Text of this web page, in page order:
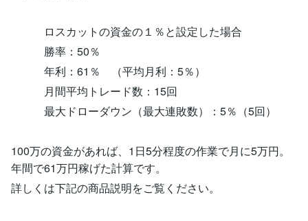
ロスカットの資金の１％と設定した場合
勝率：50％
年利：61％ （平均月利：5％）
月間平均トレード数：15回
最大ドローダウン（最大連敗数）：5％（5回）
100万の資金があれば、1日5分程度の作業で月に5万円。
年間で61万円稼げた計算です。
詳しくは下記の商品説明をご覧ください。